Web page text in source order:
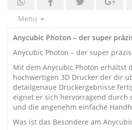
Menu
Anycubic Photon – der super
Anycubic Photon – der super
Mit dem Anycubic Photon erhältst
hochwertigen 3D Drucker der dir
detailgenaue Druckergebnisse
eignet er sich hervorragend durch
und die angenehm einfache
Was ist das Besondere am